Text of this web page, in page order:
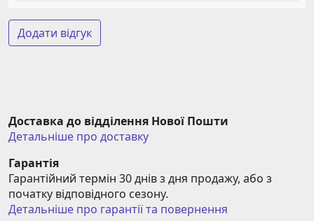
Додати відгук
Доставка до відділення Нової Пошти
Детальніше про доставку
Гарантія
Гарантійний термін 30 днів з дня продажу, або з
початку відповідного сезону.
Детальніше про гарантії та повернення